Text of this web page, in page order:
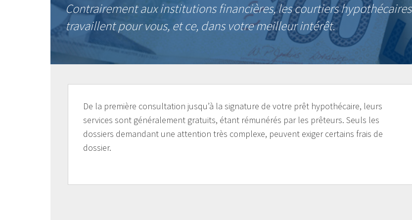
Contrairement aux institutions financières, les courtiers hypothécaires
travaillent pour vous, et ce, dans votre meilleur intérêt.
De la première consultation jusqu’à la signature de votre prêt hypothécaire, leurs
services sont généralement gratuits, étant rémunérés par les prêteurs. Seuls les
dossiers demandant une attention très complexe, peuvent exiger certains frais de
dossier.